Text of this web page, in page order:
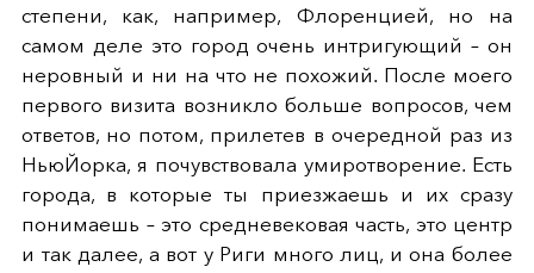
степени, как, например, Флоренцией, но на
самом деле это город очень интригующий – он
неровный и ни на что не похожий. После моего
первого визита возникло больше вопросов, чем
ответов, но потом, прилетев в очередной раз из
НьюЙорка, я почувствовала умиротворение. Есть
города, в которые ты приезжаешь и их сразу
понимаешь – это средневековая часть, это центр
и так далее, а вот у Риги много лиц, и она более